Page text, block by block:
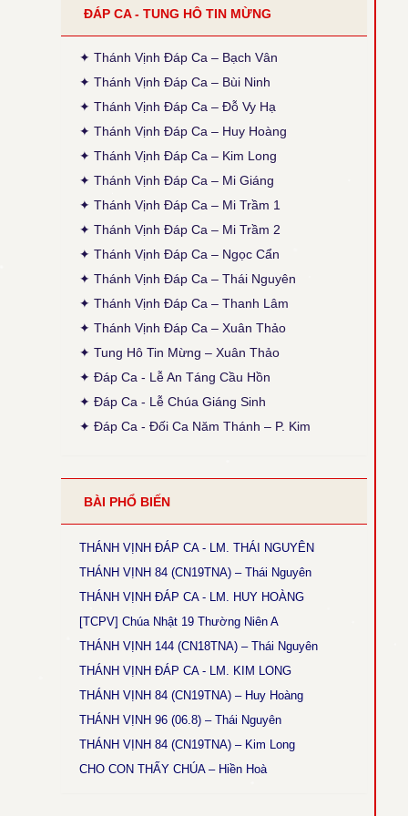
Thời gian cập nhật: 14:35, ngày 30-03-2026
Đính chính ĐK: Thánh Điện = Thánh Diện
● Thánh Vịnh 120 - Xuân Thảo
Thời gian cập nhật: 14:50, ngày 04-02-2026
Sửa phiên khúc 2, chữ cuối: "sao đành" thành
"cho đành", theo bản gốc (x. ấn bản 2020, TCPV
Tổng Hợp, Xuân Thảo, p. 496).
Thời gian cập nhật: 15:45, ngày 03-12-2025
Cập nhật thêm Alleluia Lễ Vọng Giáng Sinh theo
Chúa Nhật 12 TNA, Thánh Giuse, cập nhật lại
phiên khúc cuối (tham chiếu: Sách Bài Đọc và
● Thánh Vịnh 103 - Kim Long
Lễ Chính Ngày: Chúa Thánh Thần Hiện Xuống.
Sửa lại nội dung câu thứ 2 của phiên khúc 1.
● Thánh Vịnh 103 - Thanh Lâm
Thời gian cập nhật: 15:45, ngày 03-12-2025
● Thánh Vịnh 68 - Kim Long
Chúa Nhật 12 Thường Niên A: Câu đáp: bỏ chữ
khẩn, chữ con luyến nốt G+F.
● Thánh Vịnh 144 - Kim Long
Thời gian cập nhật: 15:45, ngày 03-12-2025
chữ: “rất” thành “thật”
● Magnificat Lc 1 - Kim Long
Lễ Mân Côi, Chúa Nhật 3 Mùa Vọng B: sửa chữ
cuối cùng phiên khúc cuối: “ngàn sau” thành
● Thánh Vịnh 146 - Kim Long
ĐÁP CA - TUNG HÔ TIN MỪNG
✦ Thánh Vịnh Đáp Ca – Bạch Vân
✦ Thánh Vịnh Đáp Ca – Bùi Ninh
✦ Thánh Vịnh Đáp Ca – Đỗ Vy Hạ
✦ Thánh Vịnh Đáp Ca – Huy Hoàng
✦ Thánh Vịnh Đáp Ca – Kim Long
✦ Thánh Vịnh Đáp Ca – Mi Giáng
✦ Thánh Vịnh Đáp Ca – Mi Trầm 1
✦ Thánh Vịnh Đáp Ca – Mi Trầm 2
✦ Thánh Vịnh Đáp Ca – Ngọc Cẩn
✦ Thánh Vịnh Đáp Ca – Thái Nguyên
✦ Thánh Vịnh Đáp Ca – Thanh Lâm
✦ Thánh Vịnh Đáp Ca – Xuân Thảo
✦ Tung Hô Tin Mừng – Xuân Thảo
✦ Đáp Ca - Lễ An Táng Cầu Hồn
✦ Đáp Ca - Lễ Chúa Giáng Sinh
✦ Đáp Ca - Đối Ca Năm Thánh – P. Kim
BÀI PHỔ BIẾN
THÁNH VỊNH ĐÁP CA - LM. THÁI NGUYÊN
THÁNH VỊNH 84 (CN19TNA) – Thái Nguyên
THÁNH VỊNH ĐÁP CA - LM. HUY HOÀNG
[TCPV] Chúa Nhật 19 Thường Niên A
THÁNH VỊNH 144 (CN18TNA) – Thái Nguyên
THÁNH VỊNH ĐÁP CA - LM. KIM LONG
THÁNH VỊNH 84 (CN19TNA) – Huy Hoàng
THÁNH VỊNH 96 (06.8) – Thái Nguyên
THÁNH VỊNH 84 (CN19TNA) – Kim Long
CHO CON THẤY CHÚA – Hiền Hoà